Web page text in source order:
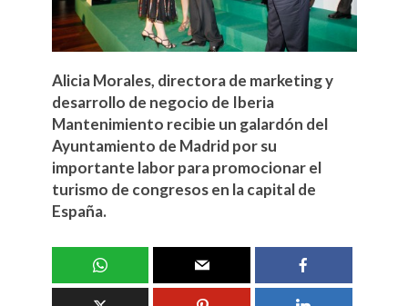
Alicia Morales, directora de marketing y
desarrollo de negocio de Iberia
Mantenimiento recibie un galardón del
Ayuntamiento de Madrid por su
importante labor para promocionar el
turismo de congresos en la capital de
España.